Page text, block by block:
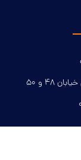
۴۸ و ۵۰